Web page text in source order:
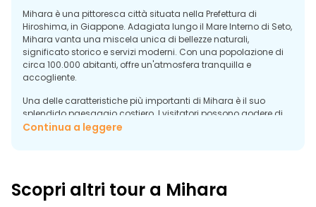
Mihara è una pittoresca città situata nella Prefettura di
Hiroshima, in Giappone. Adagiata lungo il Mare Interno di Seto,
Mihara vanta una miscela unica di bellezze naturali,
significato storico e servizi moderni. Con una popolazione di
circa 100.000 abitanti, offre un'atmosfera tranquilla e
accogliente.
Una delle caratteristiche più importanti di Mihara è il suo
splendido paesaggio costiero. I visitatori possono godere di
una vista mozzafiato sul Mare Interno di Seto, punteggiato da
Mihara è anche nota per il suo patrimonio storico e culturale.
La città ospita diversi templi e santuari, tra cui lo storico
Continua a leggere
Scopri altri tour a Mihara